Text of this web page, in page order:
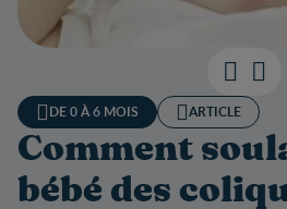
DE 0 À 6 MOIS ARTICLE
Comment
bébé des